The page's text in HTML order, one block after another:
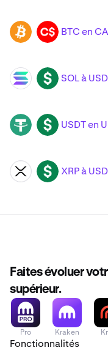
BTC CAD BTC en
SOL USD SOL à USD
USDT USD USDT en
XRP USD XRP à USD
Faites évoluer
supérieur.
Pro Kraken
Fonctionnalités